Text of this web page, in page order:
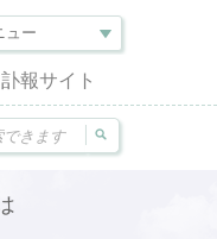
報サイト